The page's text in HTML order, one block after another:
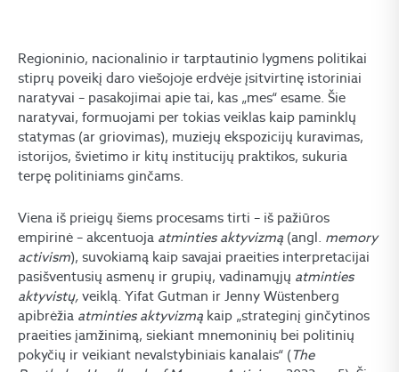
Regioninio, nacionalinio ir tarptautinio lygmens politikai
stiprų poveikį daro viešojoje erdvėje įsitvirtinę istoriniai
naratyvai – pasakojimai apie tai, kas „mes“ esame. Šie
naratyvai, formuojami per tokias veiklas kaip paminklų
statymas (ar griovimas), muziejų ekspozicijų kuravimas,
istorijos, švietimo ir kitų institucijų praktikos, sukuria
terpę politiniams ginčams.
Viena iš prieigų šiems procesams tirti – iš pažiūros
empirinė – akcentuoja atminties aktyvizmą (angl. memory
activism), suvokiamą kaip savajai praeities interpretacijai
pasišventusių asmenų ir grupių, vadinamųjų atminties
aktyvistų, veiklą. Yifat Gutman ir Jenny Wüstenberg
apibrėžia atminties aktyvizmą kaip „strateginį ginčytinos
praeities įamžinimą, siekiant mnemoninių bei politinių
pokyčių ir veikiant nevalstybiniais kanalais“ (The